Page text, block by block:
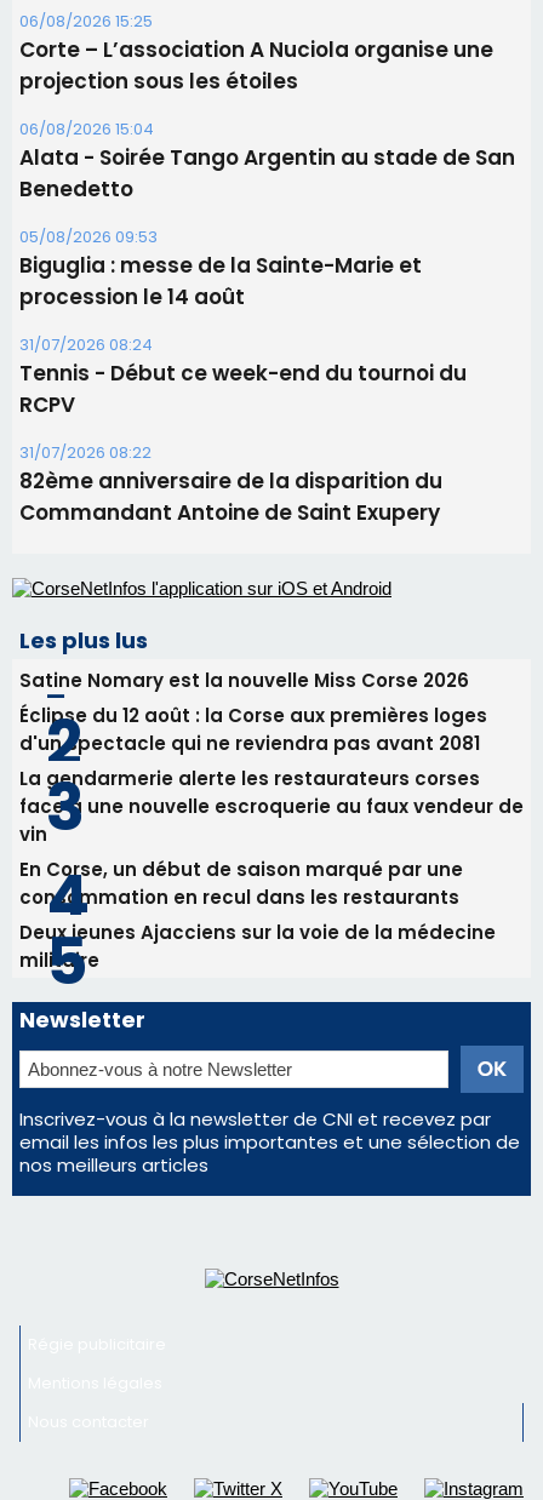
06/08/2026 15:25
Corte – L’association A Nuciola organise une
projection sous les étoiles
06/08/2026 15:04
Alata - Soirée Tango Argentin au stade de San
Benedetto
05/08/2026 09:53
Biguglia : messe de la Sainte-Marie et
procession le 14 août
31/07/2026 08:24
Tennis - Début ce week-end du tournoi du
RCPV
31/07/2026 08:22
82ème anniversaire de la disparition du
Commandant Antoine de Saint Exupery
Les plus lus
Satine Nomary est la nouvelle Miss Corse 2026
Éclipse du 12 août : la Corse aux premières loges
d'un spectacle qui ne reviendra pas avant 2081
La gendarmerie alerte les restaurateurs corses
face à une nouvelle escroquerie au faux vendeur de
vin
En Corse, un début de saison marqué par une
consommation en recul dans les restaurants
Deux jeunes Ajacciens sur la voie de la médecine
militaire
Newsletter
Inscrivez-vous à la newsletter de CNI et recevez par
email les infos les plus importantes et une sélection de
nos meilleurs articles